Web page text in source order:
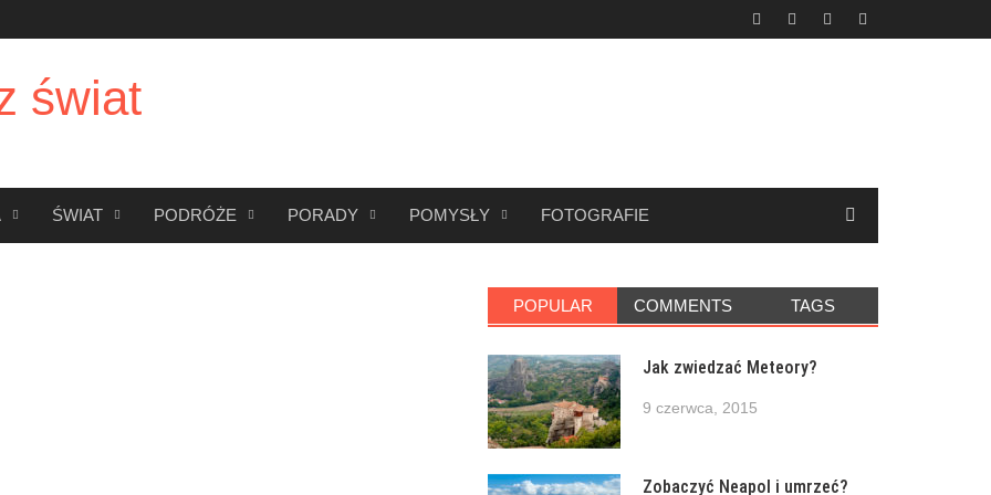
świat
ŚWIAT PODRÓŻE PORADY POMYSŁY FOTOGRAFIE
POPULAR COMMENTS TAGS
Jak zwiedzać Meteory?
9 czerwca, 2015
Zobaczyć Neapol i umrzeć?